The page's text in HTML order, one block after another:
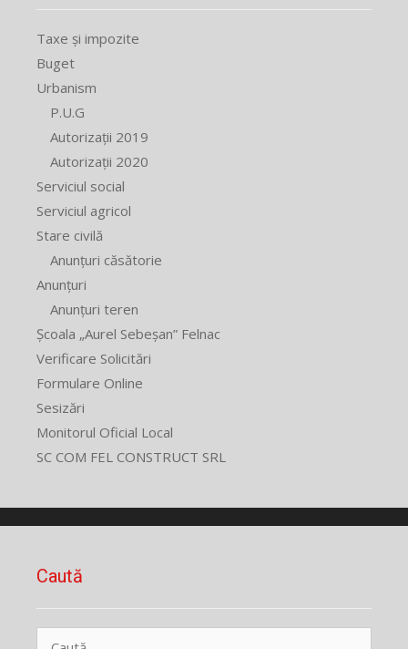
Taxe și impozite
Buget
Urbanism
P.U.G
Autorizații 2019
Autorizații 2020
Serviciul social
Serviciul agricol
Stare civilă
Anunțuri căsătorie
Anunțuri
Anunțuri teren
Școala „Aurel Sebeșan” Felnac
Verificare Solicitări
Formulare Online
Sesizări
Monitorul Oficial Local
SC COM FEL CONSTRUCT SRL
Caută